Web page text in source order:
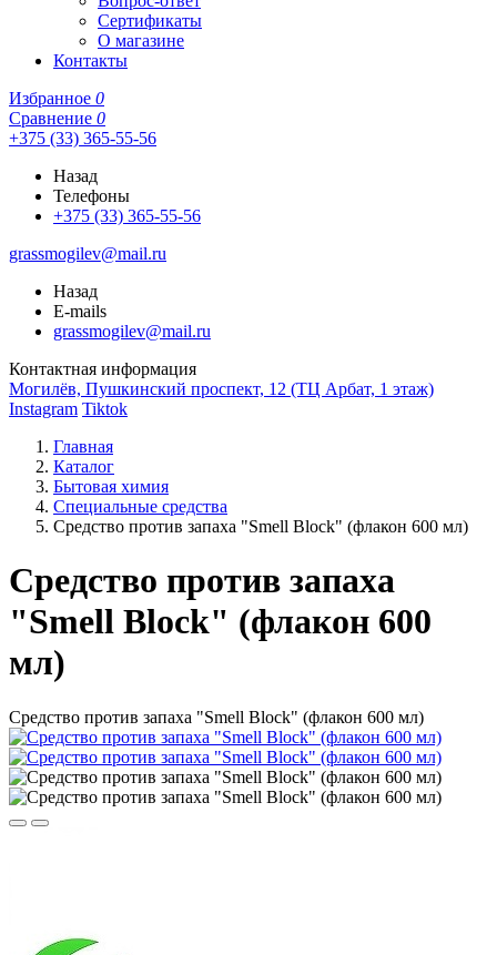
Сертификаты
О магазине
Контакты
Избранное 0
Сравнение 0
+375 (33) 365-55-56
Назад
Телефоны
+375 (33) 365-55-56
grassmogilev@mail.ru
Назад
E-mails
grassmogilev@mail.ru
Контактная информация
Могилёв, Пушкинский проспект, 12 (ТЦ Арбат, 1 этаж)
Instagram Tiktok
Главная
Каталог
Бытовая химия
Специальные средства
Средство против запаха "Smell Block" (флакон 600 мл)
Средство против запаха
"Smell Block" (флакон 600
мл)
Средство против запаха "Smell Block" (флакон 600 мл)